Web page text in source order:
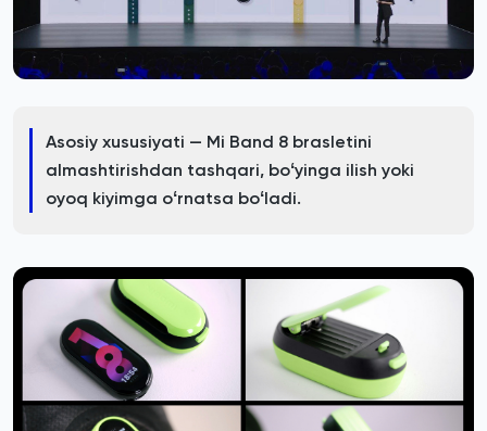
Asosiy xususiyati — Mi Band 8 brasletini
almashtirishdan tashqari, boʻyinga ilish yoki
oyoq kiyimga oʻrnatsa boʻladi.